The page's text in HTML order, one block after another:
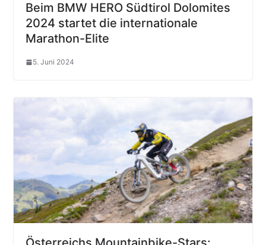
Beim BMW HERO Südtirol Dolomites
2024 startet die internationale
Marathon-Elite
5. Juni 2024